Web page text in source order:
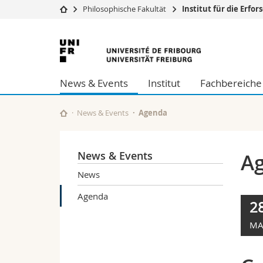
Universität
Studium
Forschung
Universität
Weiterbildung
Wirtschafts-
Philosophische
Philosophische Fakultät Institut für die
Universität
Freiburg
News & Events Institut Fachbereiche
News & Events Agenda
News & Events
News
Agenda